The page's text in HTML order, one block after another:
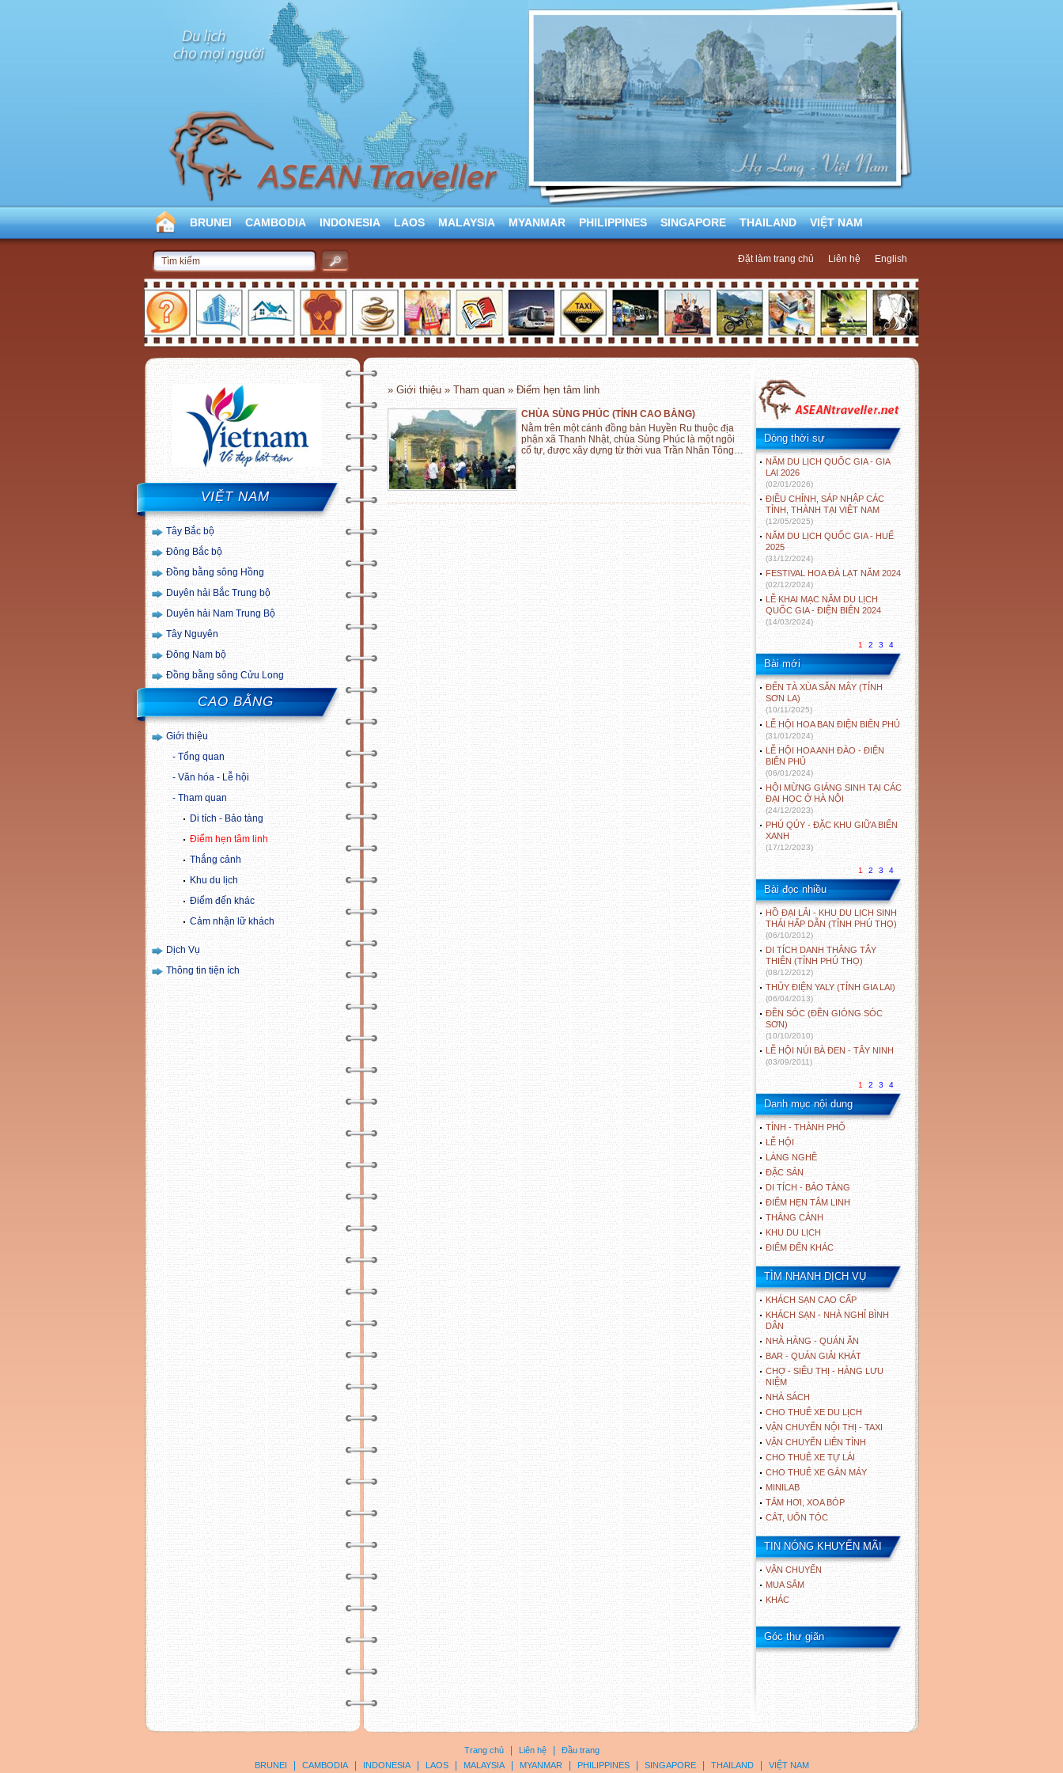
BRUNEI CAMBODIA INDONESIA LAOS MALAYSIA MYANMAR PHILIPPINES SINGAPORE THAILAND VIỆT NAM
Đặt làm trang chủ Liên hệ English
VIỆT NAM
Tây Bắc bộ
Đông Bắc bộ
Đồng bằng sông Hồng
Duyên hải Bắc Trung bộ
Duyên hải Nam Trung Bộ
Tây Nguyên
Đông Nam bộ
Đồng bằng sông Cửu Long
CAO BẰNG
Giới thiệu
Tổng quan
Văn hóa - Lễ hội
Tham quan
Di tích - Bảo tàng
Điểm hẹn tâm linh
Thắng cảnh
Khu du lịch
Điểm đến khác
Cảm nhận lữ khách
Dịch Vụ
Thông tin tiện ích
» Giới thiệu » Tham quan » Điểm hẹn tâm linh
CHÙA SÙNG PHÚC (TỈNH CAO BẰNG)
Nằm trên một cánh đồng bản Huyền Ru thuộc địa
phận xã Thanh Nhật, chùa Sùng Phúc là một ngôi
cổ tự, được xây dựng từ thời vua Trần Nhân Tông…
Dòng thời sự
NĂM DU LỊCH QUỐC GIA - GIA
LAI 2026
(02/01/2026)
ĐIỀU CHỈNH, SÁP NHẬP CÁC
TỈNH, THÀNH TẠI VIỆT NAM
(12/05/2025)
NĂM DU LỊCH QUỐC GIA - HUẾ
2025
(31/12/2024)
FESTIVAL HOA ĐÀ LẠT NĂM 2024
(02/12/2024)
LỄ KHAI MẠC NĂM DU LỊCH
QUỐC GIA - ĐIỆN BIÊN 2024
(14/03/2024)
1 2 3 4
Bài mới
ĐẾN TÀ XÙA SĂN MÂY (TỈNH
SƠN LA)
(10/11/2025)
LỄ HỘI HOA BAN ĐIỆN BIÊN PHỦ
(31/01/2024)
LỄ HỘI HOA ANH ĐÀO - ĐIỆN
BIÊN PHỦ
(06/01/2024)
HỘI MỪNG GIÁNG SINH TẠI CÁC
ĐẠI HỌC Ở HÀ NỘI
(24/12/2023)
PHÚ QÚY - ĐẶC KHU GIỮA BIỂN
XANH
(17/12/2023)
1 2 3 4
Bài đọc nhiều
HỒ ĐẠI LẢI - KHU DU LỊCH SINH
THÁI HẤP DẪN (TỈNH PHÚ THỌ)
(06/10/2012)
DI TÍCH DANH THẮNG TÂY
THIÊN (TỈNH PHÚ THỌ)
(08/12/2012)
THỦY ĐIỆN YALY (TỈNH GIA LAI)
(06/04/2013)
ĐỀN SÓC (ĐỀN GIÓNG SÓC
SƠN)
(10/10/2010)
LỄ HỘI NÚI BÀ ĐEN - TÂY NINH
(03/09/2011)
1 2 3 4
Danh mục nội dung
TỈNH - THÀNH PHỐ
LỄ HỘI
LÀNG NGHỀ
ĐẶC SẢN
DI TÍCH - BẢO TÀNG
ĐIỂM HẸN TÂM LINH
THẮNG CẢNH
KHU DU LỊCH
ĐIỂM ĐẾN KHÁC
TÌM NHANH DỊCH VỤ
KHÁCH SẠN CAO CẤP
KHÁCH SẠN - NHÀ NGHỈ BÌNH
DÂN
NHÀ HÀNG - QUÁN ĂN
BAR - QUÁN GIẢI KHÁT
CHỢ - SIÊU THỊ - HÀNG LƯU
NIỆM
NHÀ SÁCH
CHO THUÊ XE DU LỊCH
VẬN CHUYỂN NỘI THỊ - TAXI
VẬN CHUYỂN LIÊN TỈNH
CHO THUÊ XE TỰ LÁI
CHO THUÊ XE GẮN MÁY
MINILAB
TẮM HƠI, XOA BÓP
CẮT, UỐN TÓC
TIN NÓNG KHUYẾN MÃI
VẬN CHUYỂN
MUA SẮM
KHÁC
Góc thư giãn
Trang chủ Liên hệ
Đầu trang
BRUNEI
CAMBODIA INDONESIA LAOS MALAYSIA MYANMAR PHILIPPINES SINGAPORE THAILAND VIỆT NAM